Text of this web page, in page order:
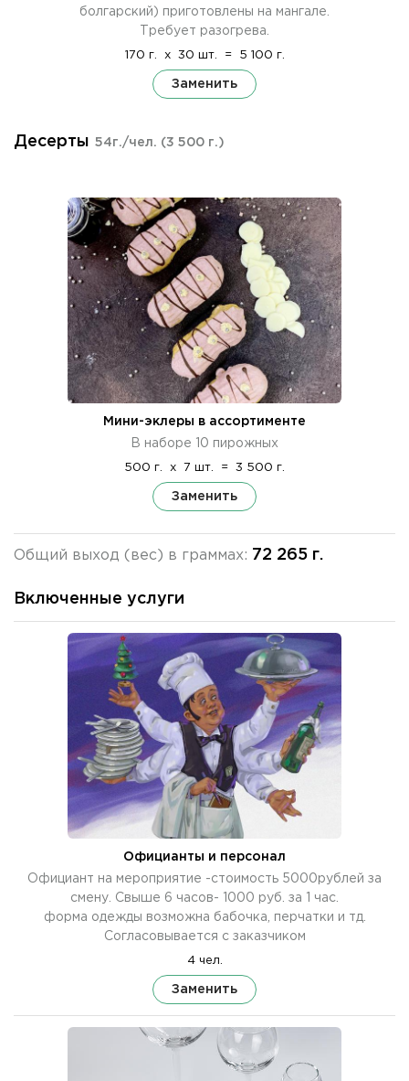
болгарский) приготовлены на мангале.
Требует разогрева.
170 г. x 30 шт. = 5 100 г.
Заменить
Десерты 54г./чел. (3 500 г.)
Мини-эклеры в ассортименте
В наборе 10 пирожных
500 г. x 7 шт. = 3 500 г.
Заменить
Общий выход (вес) в граммах: 72 265 г.
Включенные услуги
Официанты и персонал
Официант на мероприятие -стоимость 5000рублей за
смену. Свыше 6 часов- 1000 руб. за 1 час.
форма одежды возможна бабочка, перчатки и тд.
Согласовывается с заказчиком
4 чел.
Заменить